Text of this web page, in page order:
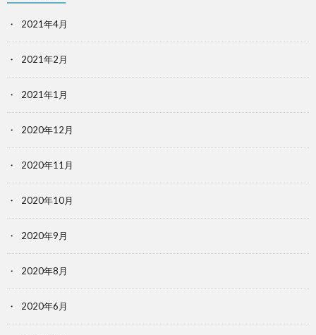
2021年4月
2021年2月
2021年1月
2020年12月
2020年11月
2020年10月
2020年9月
2020年8月
2020年6月